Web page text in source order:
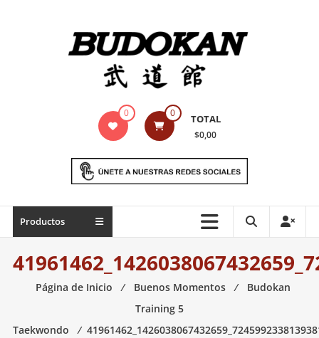
Indumentaria
marciales
Todo
necesario
para
artes
0 0 TOTAL
$0,00
Productos
Página de Inicio ⁄ Buenos Momentos ⁄
Budokan
Training 5
Taekwondo
⁄